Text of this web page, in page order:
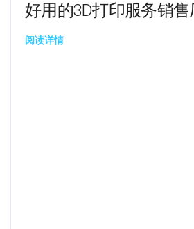
好用的3D打印服务销售
阅读详情